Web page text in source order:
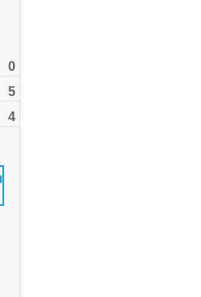
0
5
4